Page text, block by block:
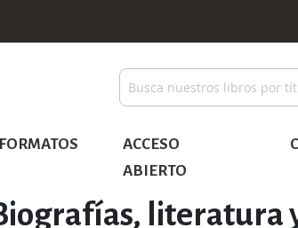
Buscar
FORMATOS
ACCESO
ABIERTO
literatura